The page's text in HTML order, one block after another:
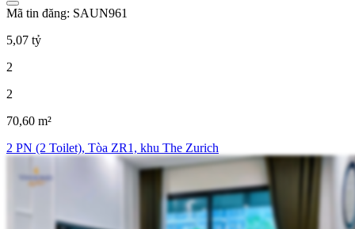
Mã tin đăng: SAUN961
5,07 tỷ
2
2
70,60 m²
2 PN (2 Toilet), Tòa ZR1, khu The Zurich